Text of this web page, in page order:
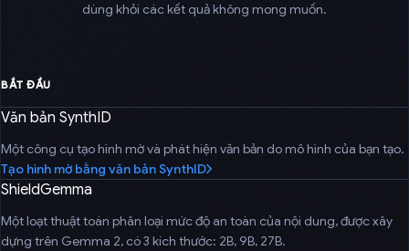
dùng khỏi các kết quả không mong muốn.
BẮT ĐẦU
Văn bản SynthID
Một công cụ tạo hình mờ và phát hiện văn bản do mô hình của bạn tạo.
Tạo hình mờ bằng văn bản SynthID
ShieldGemma
Một loạt thuật toán phân loại mức độ an toàn của nội dung, được xây
dựng trên Gemma 2, có 3 kích thước: 2B, 9B, 27B.